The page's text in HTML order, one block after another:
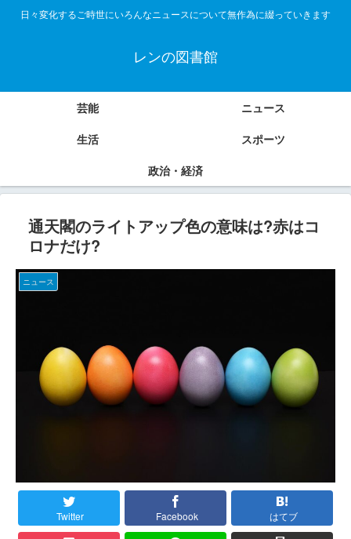
日々変化するご時世にいろんなニュースについて無作為に綴っていきます
レンの図書館
芸能
ニュース
生活
スポーツ
政治・経済
通天閣のライトアップ色の意味は?赤はコ
ロナだけ?
ニュース
Twitter Facebook はてブ